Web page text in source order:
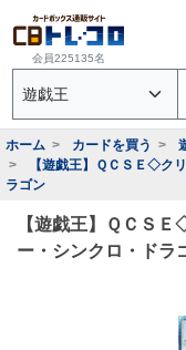
会員225135名
ホーム カードを買う
【遊戯王】ＱＣＳＥ◇ク
ラゴン
【遊戯王】ＱＣＳ
ー・シンクロ・ドラ